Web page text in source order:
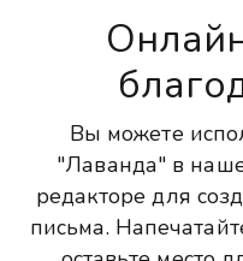
Вы можете
"Лаванда" в
редакторе для
письма.